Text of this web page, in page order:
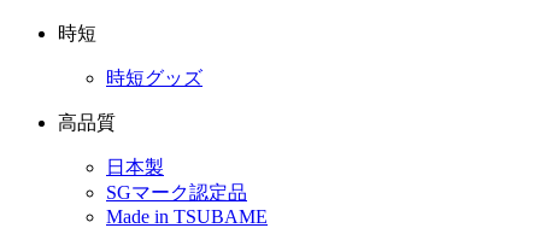
時短
時短グッズ
高品質
日本製
SGマーク認定品
Made in TSUBAME